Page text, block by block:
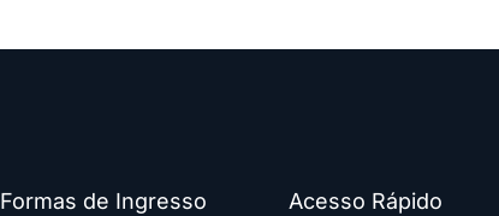
Formas de Ingresso Acesso Rápido